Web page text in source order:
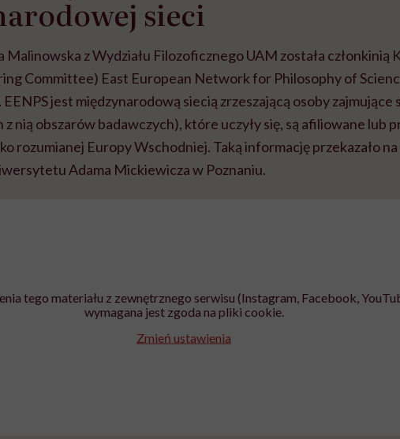
sieci
Malinowska z Wydziału Filozoficznego UAM została członkinią
Committee) East European Network for Philosophy of
jest międzynarodową siecią zrzeszającą osoby zajmujące
z nią obszarów badawczych), które uczyły się, są afiliowane lub
rozumianej Europy Wschodniej. Taką informację przekazało
Adama Mickiewicza w Poznaniu.
tego materiału z zewnętrznego serwisu (Instagram, Facebook,
wymagana jest zgoda na pliki cookie.
Zmień ustawienia